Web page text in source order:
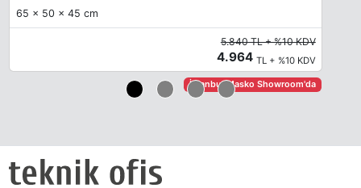
65 x 50 x 45 cm
5.840 TL + %10 KDV
4.964 TL + %10 KDV
İstanbul Masko Showroom'da